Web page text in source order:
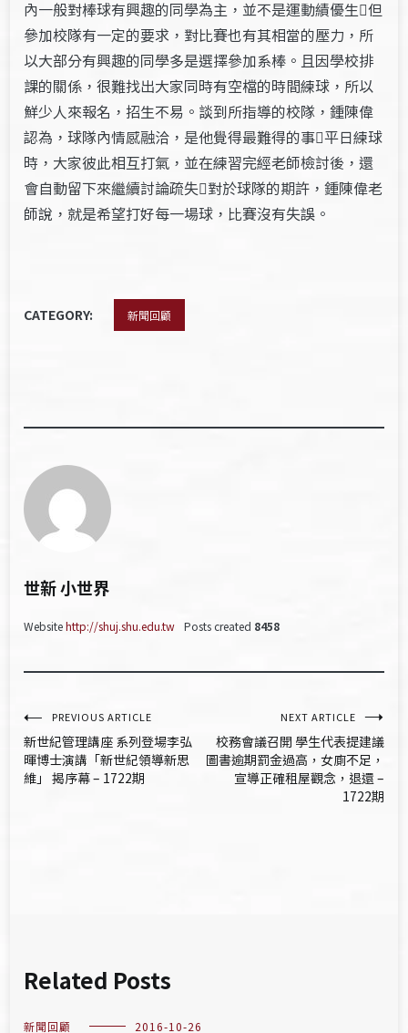
內一般對棒球有興趣的同學為主，並不是運動績優生但
參加校隊有一定的要求，對比賽也有其相當的壓力，所
以大部分有興趣的同學多是選擇參加系棒。且因學校排
課的關係，很難找出大家同時有空檔的時間練球，所以
鮮少人來報名，招生不易。談到所指導的校隊，鍾陳偉
認為，球隊內情感融洽，是他覺得最難得的事平日練球
時，大家彼此相互打氣，並在練習完經老師檢討後，還
會自動留下來繼續討論疏失對於球隊的期許，鍾陳偉老
師說，就是希望打好每一場球，比賽沒有失誤。
CATEGORY: 新聞回顧
世新 小世界
Websitehttp://shuj.shu.edu.tw Posts created 8458
文
章
導
PREVIOUS ARTICLE
新世紀管理講座 系列登場李弘
暉博士演講「新世紀領導新思
維」 揭序幕 – 1722期
NEXT ARTICLE
校務會議召開 學生代表提建議
圖書逾期罰金過高，女廁不足，
宣導正確租屋觀念，退還 –
1722期
Related Posts
新聞回顧 2016-10-26